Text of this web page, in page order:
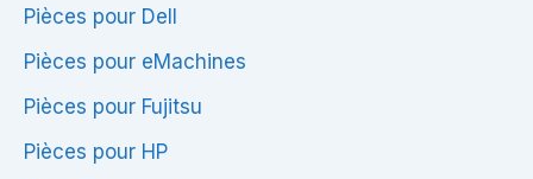
Pièces pour Dell
Pièces pour eMachines
Pièces pour Fujitsu
Pièces pour HP